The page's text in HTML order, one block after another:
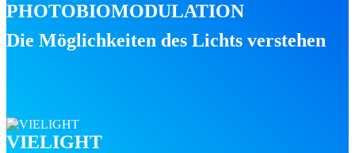
PHOTOBIOMODULATION
Die Möglichkeiten des Lichts verstehen
VIELIGHT